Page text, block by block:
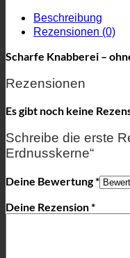
Beschreibung
Rezensionen (0)
Scharfe Knabberei –
Rezensionen
Es gibt noch keine
Schreibe die erste
Erdnusskerne“
Deine Bewertung*
Deine Rezension*